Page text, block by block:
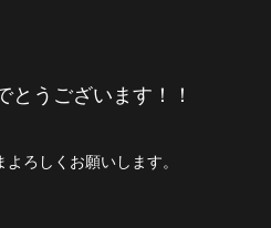
とうございます！！
よろしくお願いします。